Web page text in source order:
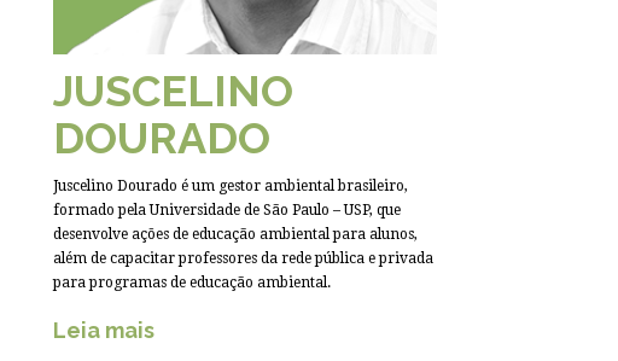
JUSCELINO
DOURADO
Juscelino Dourado é um gestor ambiental brasileiro,
formado pela Universidade de São Paulo – USP, que
desenvolve ações de educação ambiental para alunos,
além de capacitar professores da rede pública e privada
para programas de educação ambiental.
Leia mais